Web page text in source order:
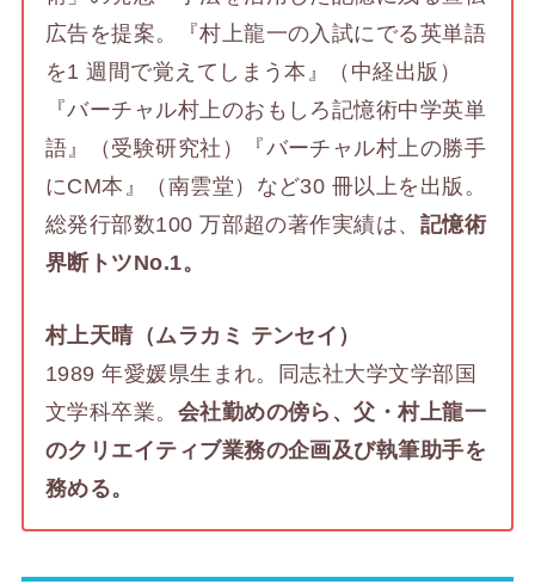
広告を提案。『村上龍一の入試にでる英単語
を1 週間で覚えてしまう本』（中経出版）
『バーチャル村上のおもしろ記憶術中学英単
語』（受験研究社）『バーチャル村上の勝手
にCM本』（南雲堂）など30 冊以上を出版。
総発行部数100 万部超の著作実績は、 記憶術
界断トツNo.1。
村上天晴（ムラカミ テンセイ）
1989 年愛媛県生まれ。同志社大学文学部国
文学科卒業。 会社勤めの傍ら、父・村上龍一
のクリエイティブ業務の企画及び執筆助手を
務める。